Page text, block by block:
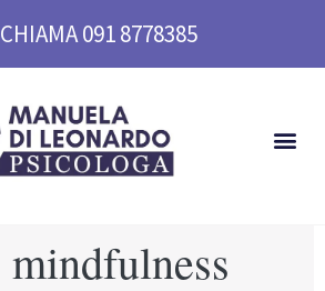
CHIAMA 091 8778385
mindfulness